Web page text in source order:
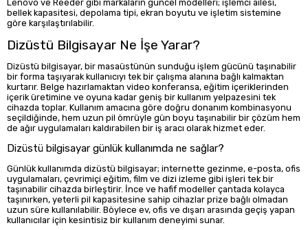
Lenovo ve Reeder gibi markaların güncel modelleri; işlemci ailesi,
bellek kapasitesi, depolama tipi, ekran boyutu ve işletim sistemine
göre karşılaştırılabilir.
Dizüstü Bilgisayar Ne İşe Yarar?
Dizüstü bilgisayar, bir masaüstünün sunduğu işlem gücünü taşınabilir
bir forma taşıyarak kullanıcıyı tek bir çalışma alanına bağlı kalmaktan
kurtarır. Belge hazırlamaktan video konferansa, eğitim içeriklerinden
içerik üretimine ve oyuna kadar geniş bir kullanım yelpazesini tek
cihazda toplar. Kullanım amacına göre doğru donanım kombinasyonu
seçildiğinde, hem uzun pil ömrüyle gün boyu taşınabilir bir çözüm hem
de ağır uygulamaları kaldırabilen bir iş aracı olarak hizmet eder.
Dizüstü bilgisayar günlük kullanımda ne sağlar?
Günlük kullanımda dizüstü bilgisayar; internette gezinme, e-posta, ofis
uygulamaları, çevrimiçi eğitim, film ve dizi izleme gibi işleri tek bir
taşınabilir cihazda birleştirir. İnce ve hafif modeller çantada kolayca
taşınırken, yeterli pil kapasitesine sahip cihazlar prize bağlı olmadan
uzun süre kullanılabilir. Böylece ev, ofis ve dışarı arasında geçiş yapan
kullanıcılar için kesintisiz bir kullanım deneyimi sunar.